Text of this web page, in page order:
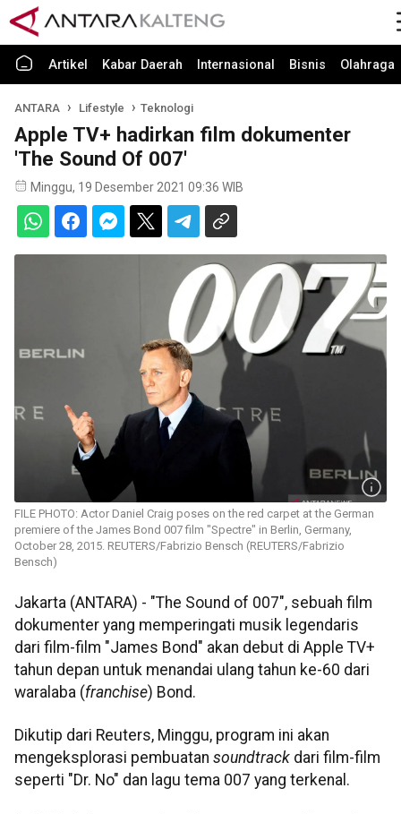
Artikel Kabar Daerah Internasional Bisnis Olahraga
ANTARA Lifestyle Teknologi
Apple TV+ hadirkan film dokumenter
'The Sound Of 007'
Minggu, 19 Desember 2021 09:36 WIB
FILE PHOTO: Actor Daniel Craig poses on the red carpet at the German
premiere of the James Bond 007 film "Spectre" in Berlin, Germany,
October 28, 2015. REUTERS/Fabrizio Bensch (REUTERS/Fabrizio
Bensch)
Jakarta (ANTARA) - "The Sound of 007", sebuah film
dokumenter yang memperingati musik legendaris
dari film-film "James Bond" akan debut di Apple TV+
tahun depan untuk menandai ulang tahun ke-60 dari
waralaba (franchise) Bond.
Dikutip dari Reuters, Minggu, program ini akan
mengeksplorasi pembuatan soundtrack dari film-film
seperti "Dr. No" dan lagu tema 007 yang terkenal.